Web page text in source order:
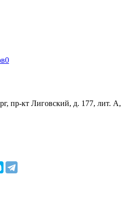
0
пр-кт Лиговский, д. 177, лит. А,